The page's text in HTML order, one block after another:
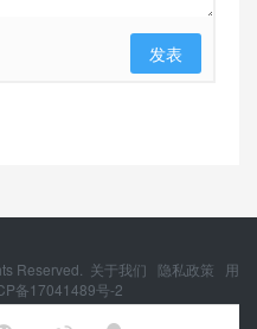
发表
Reserved. 关于我们 隐私政策
用
备17041489号-2
号